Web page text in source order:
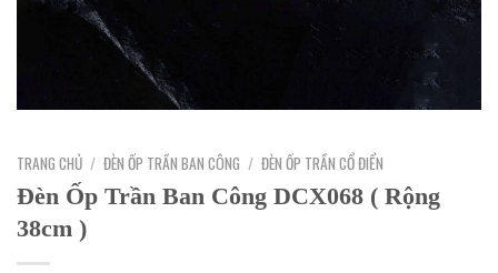
TRANG CHỦ / ĐÈN ỐP TRẦN BAN CÔNG / ĐÈN ỐP TRẦN CỔ ĐIỂN
Đèn Ốp Trần Ban Công DCX068 ( Rộng
38cm )